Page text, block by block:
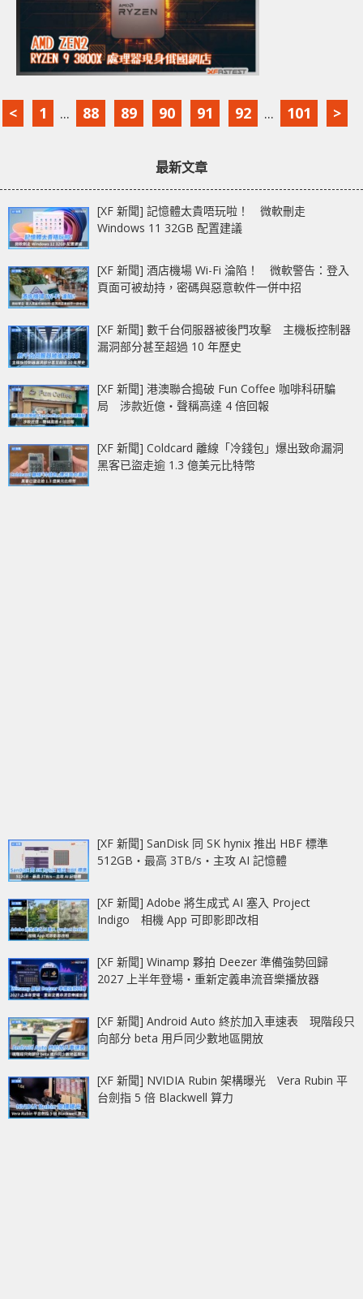
< 1 ... 88 89 90 91 92 ... 101 >
最新文章
[XF 新聞] 記憶體太貴唔玩啦！ 微軟刪走
Windows 11 32GB 配置建議
[XF 新聞] 酒店機場 Wi-Fi 淪陷！ 微軟警告：登入
頁面可被劫持，密碼與惡意軟件一併中招
[XF 新聞] 數千台伺服器被後門攻擊 主機板控制器
漏洞部分甚至超過 10 年歷史
[XF 新聞] 港澳聯合搗破 Fun Coffee 咖啡科研騙
局 涉款近億‧聲稱高達 4 倍回報
[XF 新聞] Coldcard 離線「冷錢包」爆出致命漏洞
黑客已盜走逾 1.3 億美元比特幣
[XF 新聞] SanDisk 同 SK hynix 推出 HBF 標準
512GB‧最高 3TB/s‧主攻 AI 記憶體
[XF 新聞] Adobe 將生成式 AI 塞入 Project
Indigo 相機 App 可即影即改相
[XF 新聞] Winamp 夥拍 Deezer 準備強勢回歸
2027 上半年登場‧重新定義串流音樂播放器
[XF 新聞] Android Auto 終於加入車速表 現階段只
向部分 beta 用戶同少數地區開放
[XF 新聞] NVIDIA Rubin 架構曝光 Vera Rubin 平
台劍指 5 倍 Blackwell 算力